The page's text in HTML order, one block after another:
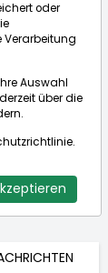
Ask:5,139$
oder
Verarbeitung
Auswahl
über die
.